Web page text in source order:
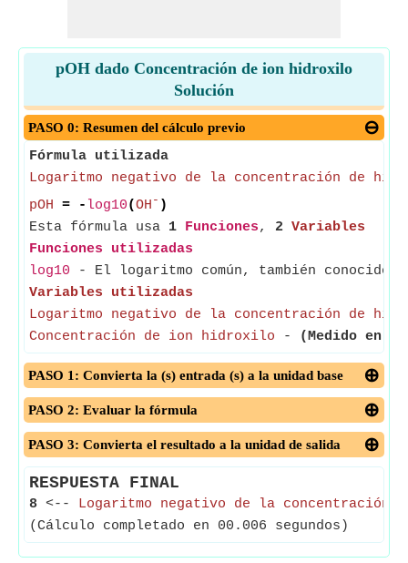
pOH dado Concentración de ion hidroxilo
Solución
PASO 0: Resumen del cálculo previo
Fórmula utilizada
Logaritmo negativo de la concentración de
pOH = - log10(OH - )
Esta fórmula usa 1 Funciones, 2 Variables
Funciones utilizadas
log10 - El logaritmo común, también conocido
Variables utilizadas
Logaritmo negativo de la concentración de
Concentración de ion hidroxilo - (Medido en
PASO 1: Convierta la (s) entrada (s) a la unidad base
PASO 2: Evaluar la fórmula
PASO 3: Convierta el resultado a la unidad de salida
RESPUESTA FINAL
8 <-- Logaritmo negativo de la concentración
(Cálculo completado en 00.006 segundos)